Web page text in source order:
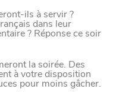
ils à servir ?
dans leur
? Réponse ce soir
la soirée. Des
à votre disposition
pour moins gâcher.